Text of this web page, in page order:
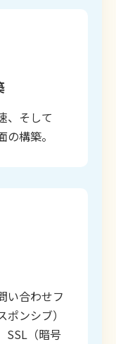
、そして
の構築。
い合わせフ
ンシブ）
SSL（暗号